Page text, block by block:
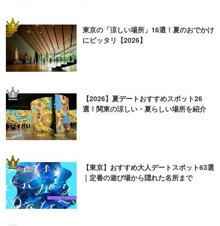
1
東京の「涼しい場所」16選！夏のおでかけ
にピッタリ【2026】
2
【2026】夏デートおすすめスポット26
選！関東の涼しい・夏らしい場所を紹介
3
【東京】おすすめ大人デートスポット63選
｜定番の遊び場から隠れた名所まで